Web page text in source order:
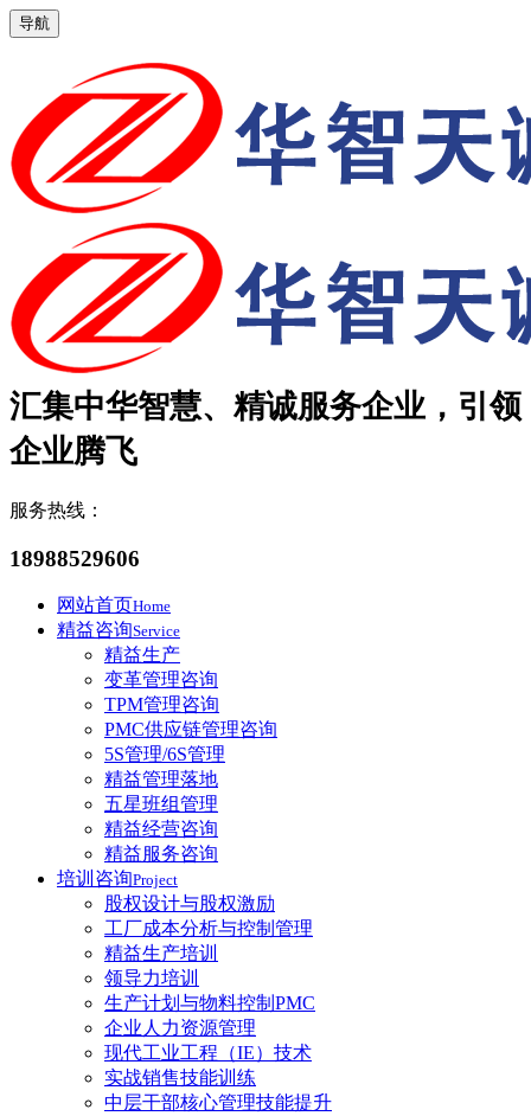
导航
汇集中华智慧、精诚服务企业，引领
企业腾飞
服务热线：
18988529606
网站首页Home
精益咨询Service
精益生产
变革管理咨询
TPM管理咨询
PMC供应链管理咨询
5S管理/6S管理
精益管理落地
五星班组管理
精益经营咨询
精益服务咨询
培训咨询Project
股权设计与股权激励
工厂成本分析与控制管理
精益生产培训
领导力培训
生产计划与物料控制PMC
企业人力资源管理
现代工业工程（IE）技术
实战销售技能训练
中层干部核心管理技能提升